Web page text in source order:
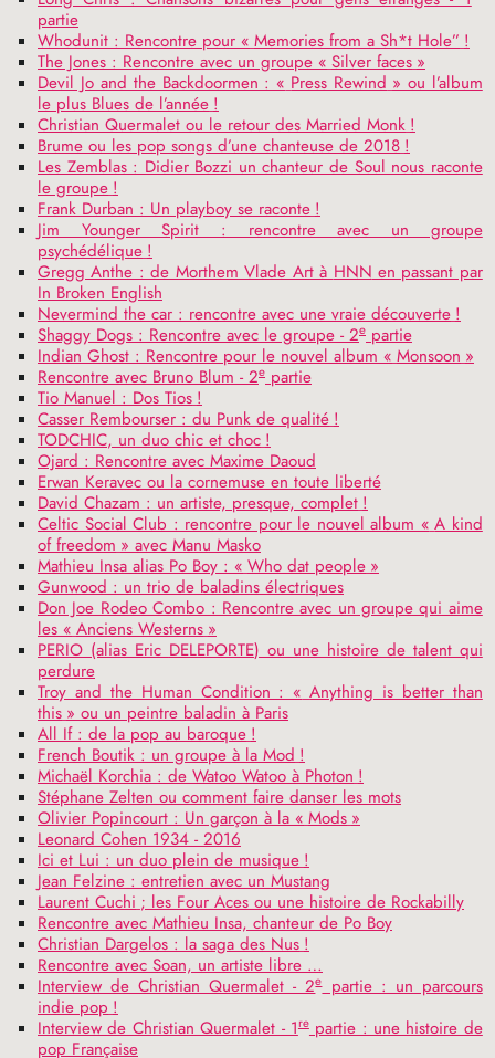
partie
Whodunit : Rencontre pour « Memories from a Sh*t Hole” !
The Jones : Rencontre avec un groupe « Silver faces »
Devil Jo and the Backdoormen : « Press Rewind » ou l’album
le plus Blues de l’année !
Christian Quermalet ou le retour des Married Monk !
Brume ou les pop songs d’une chanteuse de 2018 !
Les Zemblas : Didier Bozzi un chanteur de Soul nous raconte
le groupe !
Frank Durban : Un playboy se raconte !
Jim Younger Spirit : rencontre avec un groupe
psychédélique !
Gregg Anthe : de Morthem Vlade Art à HNN en passant par
In Broken English
Nevermind the car : rencontre avec une vraie découverte !
Shaggy Dogs : Rencontre avec le groupe - 2e partie
Indian Ghost : Rencontre pour le nouvel album « Monsoon »
Rencontre avec Bruno Blum - 2e partie
Tio Manuel : Dos Tios !
Casser Rembourser : du Punk de qualité !
TODCHIC, un duo chic et choc !
Ojard : Rencontre avec Maxime Daoud
Erwan Keravec ou la cornemuse en toute liberté
David Chazam : un artiste, presque, complet !
Celtic Social Club : rencontre pour le nouvel album « A kind
of freedom » avec Manu Masko
Mathieu Insa alias Po Boy : « Who dat people »
Gunwood : un trio de baladins électriques
Don Joe Rodeo Combo : Rencontre avec un groupe qui aime
les « Anciens Westerns »
PERIO (alias Eric DELEPORTE) ou une histoire de talent qui
perdure
Troy and the Human Condition : « Anything is better than
this » ou un peintre baladin à Paris
All If : de la pop au baroque !
French Boutik : un groupe à la Mod !
Michaël Korchia : de Watoo Watoo à Photon !
Stéphane Zelten ou comment faire danser les mots
Olivier Popincourt : Un garçon à la « Mods »
Leonard Cohen 1934 - 2016
Ici et Lui : un duo plein de musique !
Jean Felzine : entretien avec un Mustang
Laurent Cuchi ; les Four Aces ou une histoire de Rockabilly
Rencontre avec Mathieu Insa, chanteur de Po Boy
Christian Dargelos : la saga des Nus !
Rencontre avec Soan, un artiste libre …
Interview de Christian Quermalet - 2epartie : un parcours
indie pop !
Interview de Christian Quermalet - 1repartie : une histoire de
pop Française